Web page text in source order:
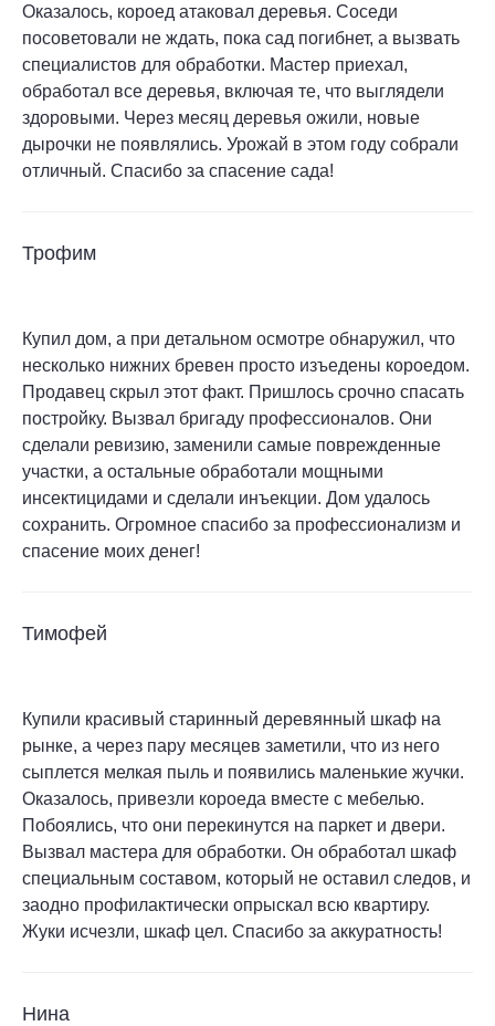
Оказалось, короед атаковал деревья. Соседи
посоветовали не ждать, пока сад погибнет, а вызвать
специалистов для обработки. Мастер приехал,
обработал все деревья, включая те, что выглядели
здоровыми. Через месяц деревья ожили, новые
дырочки не появлялись. Урожай в этом году собрали
отличный. Спасибо за спасение сада!
Трофим
Купил дом, а при детальном осмотре обнаружил, что
несколько нижних бревен просто изъедены короедом.
Продавец скрыл этот факт. Пришлось срочно спасать
постройку. Вызвал бригаду профессионалов. Они
сделали ревизию, заменили самые поврежденные
участки, а остальные обработали мощными
инсектицидами и сделали инъекции. Дом удалось
сохранить. Огромное спасибо за профессионализм и
спасение моих денег!
Тимофей
Купили красивый старинный деревянный шкаф на
рынке, а через пару месяцев заметили, что из него
сыплется мелкая пыль и появились маленькие жучки.
Оказалось, привезли короеда вместе с мебелью.
Побоялись, что они перекинутся на паркет и двери.
Вызвал мастера для обработки. Он обработал шкаф
специальным составом, который не оставил следов, и
заодно профилактически опрыскал всю квартиру.
Жуки исчезли, шкаф цел. Спасибо за аккуратность!
Нина